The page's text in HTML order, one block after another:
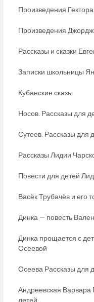
Произведения
Произведения
Рассказы и сказки
Записки школьницы
Кубанские сказы
Носов. Рассказы для
Сутеев. Рассказы для
Рассказы Лидии
Повести для детей
Васёк Трубачёв и его
Динка — повесть
Динка прощается с
Осеевой
Осеева Рассказы для
Андреевская
детей